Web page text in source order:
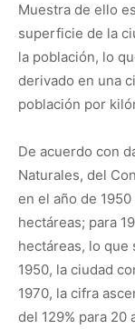
Muestra de ello
superficie de la
la población, lo
derivado en una
población por
De acuerdo con
Naturales, del
en el año de
hectáreas; para
hectáreas, lo
1950, la ciudad
1970, la cifra
del 129% para 20